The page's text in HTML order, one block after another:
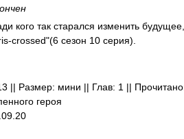
кого так старался изменить
crossed"(6 сезон 10 серия).
|| Размер: мини || Глав: 1 ||
героя